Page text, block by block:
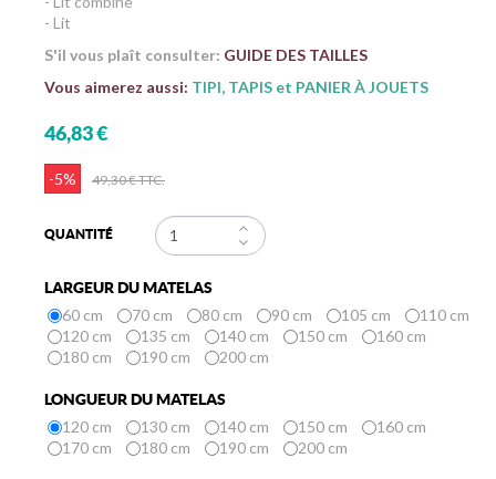
- Lit
S'il vous plaît consulter: GUIDE DES TAILLES
Vous aimerez aussi: TIPI, TAPIS et PANIER À JOUETS
46,83 €
-5% 49,30 €TTC.
QUANTITÉ
LARGEUR DU MATELAS
60 cm 70 cm 80 cm 90 cm 105 cm
110 cm
120 cm
135 cm 140 cm 150 cm
160 cm
180 cm
190 cm 200 cm
LONGUEUR DU MATELAS
120 cm 130 cm 140 cm 150 cm
160 cm
170 cm
180 cm 190 cm 200 cm